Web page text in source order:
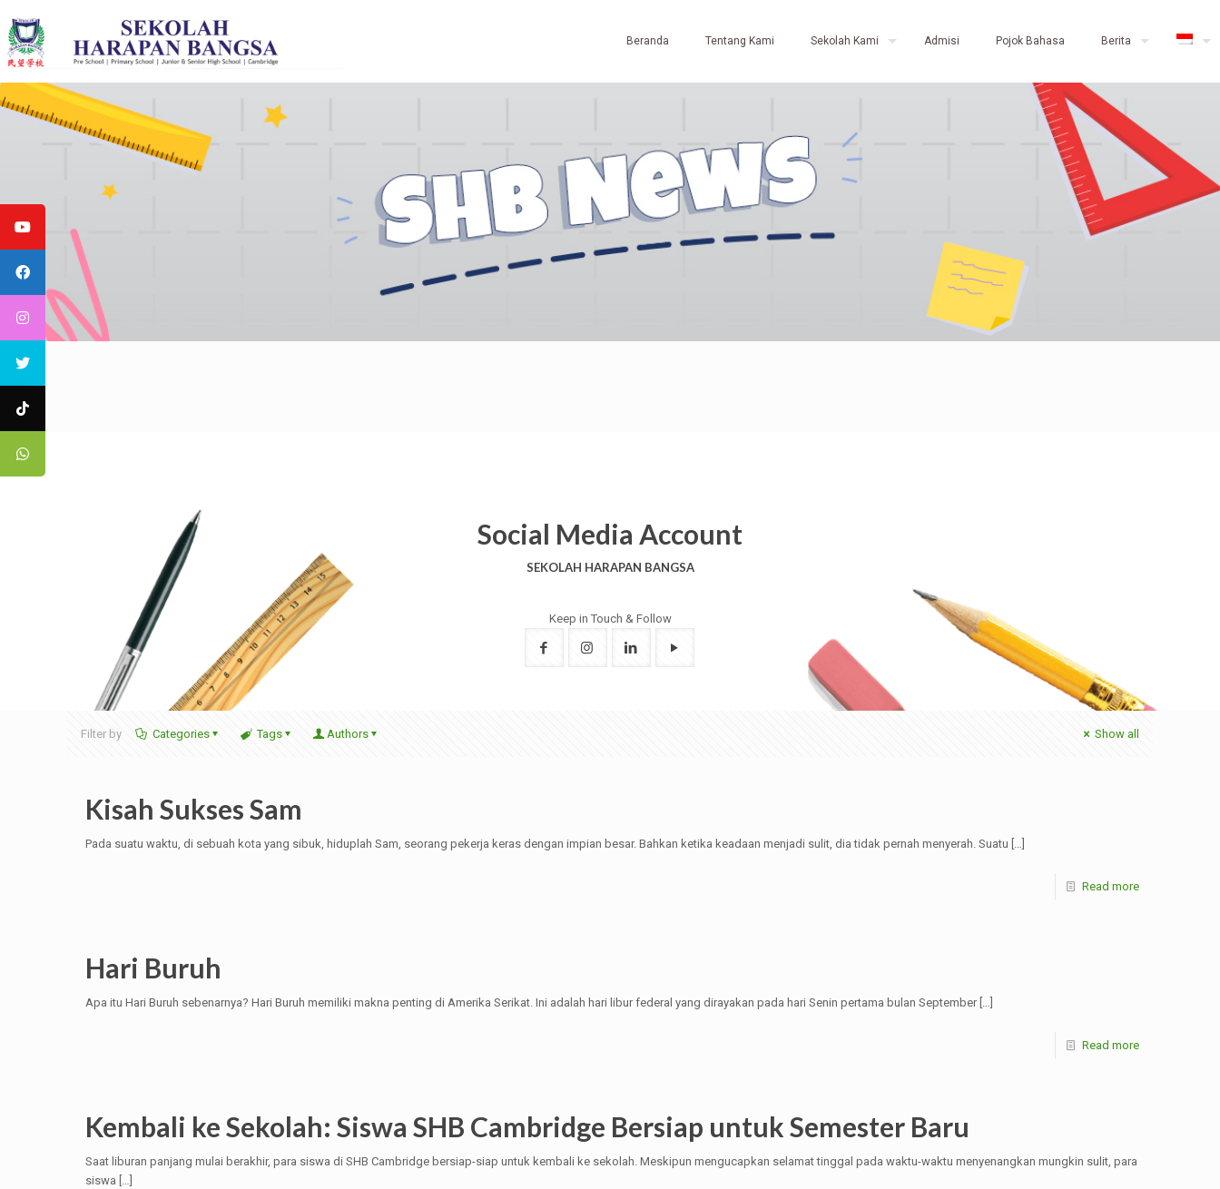
Beranda Tentang Kami Sekolah Kami Admisi Pojok Bahasa Berita
Social Media Account
SEKOLAH HARAPAN BANGSA
Keep in Touch & Follow
Filter by Categories Tags Authors Show all
Kisah Sukses Sam
Pada suatu waktu, di sebuah kota yang sibuk, hiduplah Sam, seorang pekerja keras dengan impian besar. Bahkan ketika keadaan menjadi sulit, dia tidak pernah menyerah. Suatu […]
Read more
Hari Buruh
Apa itu Hari Buruh sebenarnya? Hari Buruh memiliki makna penting di Amerika Serikat. Ini adalah hari libur federal yang dirayakan pada hari Senin pertama bulan September[…]
Read more
Kembali ke Sekolah: Siswa SHB Cambridge Bersiap untuk Semester Baru
Saat liburan panjang mulai berakhir, para siswa di SHB Cambridge bersiap-siap untuk kembali ke sekolah. Meskipun mengucapkan selamat tinggal pada waktu-waktu menyenangkan mungkin sulit, para
siswa […]